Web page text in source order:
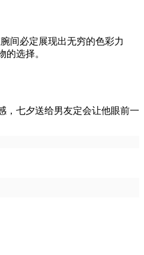
间必定展现出无穷的色彩力
选择。
七夕送给男友定会让他眼前一